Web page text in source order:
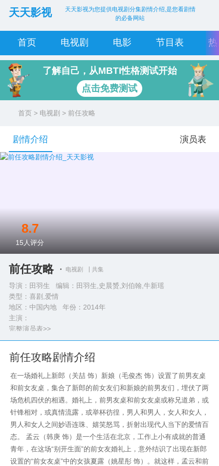
天天影视
天天影视为您提供电视剧分集剧情介绍,是您看剧情
的必备网站
首页 电视剧 电影 节目表
了解自己，从MBTI性格测试开始
点击免费测试
首页 > 电视剧 > 前任攻略
剧情介绍 演员表
前任攻略 电视剧 共集
导演：田羽生 编辑：田羽生,史晨赟,刘伯翰,牛新瑶
类型： 喜剧,爱情
地区：中国内地 年份： 2014年
主演：
完整演员表>>
8.7
15 人评分
前任攻略剧情介绍
在一场婚礼上新郎（关喆 饰）新娘（毛俊杰 饰）设置了前男友桌
和前女友桌，集合了新郎的前女友们和新娘的前男友们，埋伏了两
场危机四伏的相遇。婚礼上，前男友桌和前女友桌或称兄道弟，或
针锋相对，或真情流露，或举杯彷徨，男人和男人，女人和女人，
男人和女人之间妙语连珠、嬉笑怒骂，折射出现代人当下的爱情百
态。 孟云（韩庚 饰）是一个生活在北京，工作上小有成就的普通
青年，在这场“别开生面”的前女友婚礼上，意外结识了出现在新郎
设置的“前女友桌”中的女孩夏露（姚星彤 饰）。就这样，孟云和前